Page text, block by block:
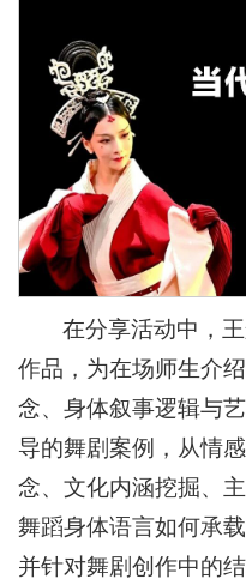
在分享活动中，
作品，为在场师生介
念、身体叙事逻辑与
导的舞剧案例，从情
念、文化内涵挖掘、
舞蹈身体语言如何承
并针对舞剧创作中的